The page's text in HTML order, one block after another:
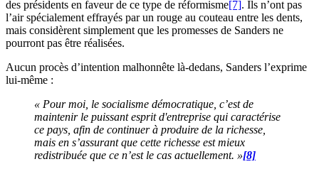
des présidents en faveur de ce type de réformisme[7]. Ils n’ont pas
l’air spécialement effrayés par un rouge au couteau entre les dents,
mais considèrent simplement que les promesses de Sanders ne
pourront pas être réalisées.
Aucun procès d’intention malhonnête là-dedans, Sanders l’exprime
lui-même :
« Pour moi, le socialisme démocratique, c’est de
maintenir le puissant esprit d'entreprise qui caractérise
ce pays, afin de continuer à produire de la richesse,
mais en s’assurant que cette richesse est mieux
redistribuée que ce n’est le cas actuellement. »[8]